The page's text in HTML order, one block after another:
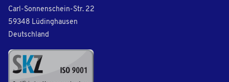
Carl-Sonnenschein-Str. 22
59348 Lüdinghausen
Deutschland